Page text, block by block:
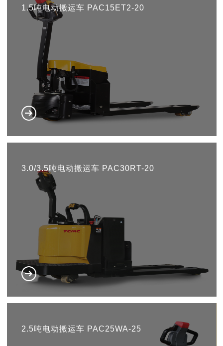
1.5吨电动搬运车 PAC15ET2-20
3.0/3.5吨电动搬运车 PAC30RT-20
2.5吨电动搬运车 PAC25WA-25